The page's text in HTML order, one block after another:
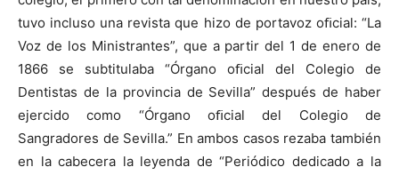
tuvo incluso una revista que hizo de portavoz oﬁcial: “La
Voz de los Ministrantes”, que a partir del 1 de enero de
1866 se subtitulaba “Órgano oﬁcial del Colegio de
Dentistas de la provincia de Sevilla” después de haber
ejercido como “Órgano oﬁcial del Colegio de
Sangradores de Sevilla.” En ambos casos rezaba también
en la cabecera la leyenda de “Periódico dedicado a la